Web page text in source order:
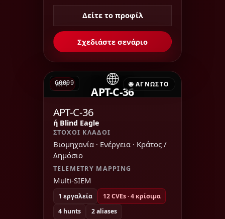
Δείτε το προφίλ
Σχεδιάστε σενάριο
APT 🌐 ΆΓΝΩΣΤΟ
🌐
APT-C-36
G0099
APT-C-36
ή Blind Eagle
ΣΤΌΧΟΙ ΚΛΆΔΟΙ
Βιομηχανία · Ενέργεια · Κράτος /
Δημόσιο
TELEMETRY MAPPING
Multi-SIEM
1 εργαλεία
12 CVEs · 4 κρίσιμα
4 hunts
2 aliases